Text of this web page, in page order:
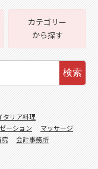
カテゴリー
から探す
検索
タリア料理
ーション
マッサージ
会計事務所